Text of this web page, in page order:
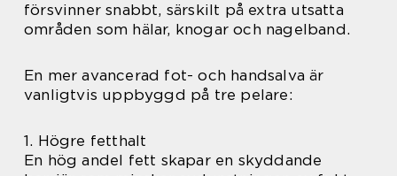
försvinner snabbt, särskilt på extra utsatta
områden som hälar, knogar och nagelband.
En mer avancerad fot- och handsalva är
vanligtvis uppbyggd på tre pelare:
1. Högre fetthalt
En hög andel fett skapar en skyddande